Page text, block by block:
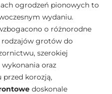
ogrodzeń pionowych to
wydaniu.
o różnorodne
rodzajów grotów do
szerokiej
oraz
przed korozją,
doskonale